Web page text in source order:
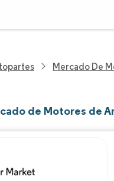
Mercado De
de Motores de